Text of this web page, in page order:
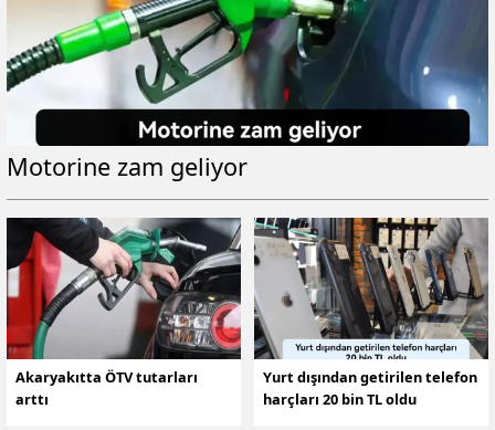
Motorine zam geliyor
Akaryakıtta ÖTV tutarları
arttı
Yurt dışından getirilen telefon
harçları 20 bin TL oldu